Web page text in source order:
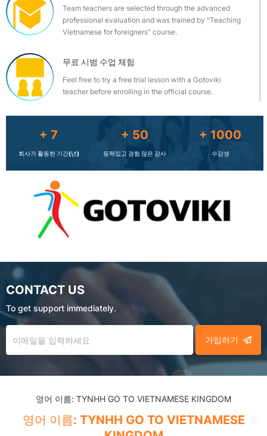
Team teachers are selected through the advanced
professional evaluation and was trained by "Teaching
Vietnamese for foreigners" course.
무료 시범 수업 체험
Feel free to try a free trial lesson with a Gotoviki
teacher before enrolling in the official course.
+7
회사가 활동한 기간(년)
+ 50
등력있고 경험 많은 강사
+ 1000
수강생
CONTACT US
To get support immediately.
가입하기
영어 이름: TYNHH GO TO VIETNAMESE KINGDOM
영어 이름: TYNHH GO TO VIETNAMESE